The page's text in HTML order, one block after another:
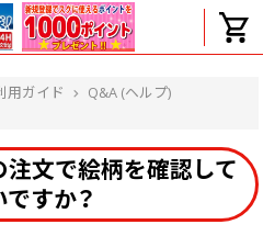
用ガイド
Q&A (ヘルプ)
注文で絵柄を確認して
すか？
反映されま